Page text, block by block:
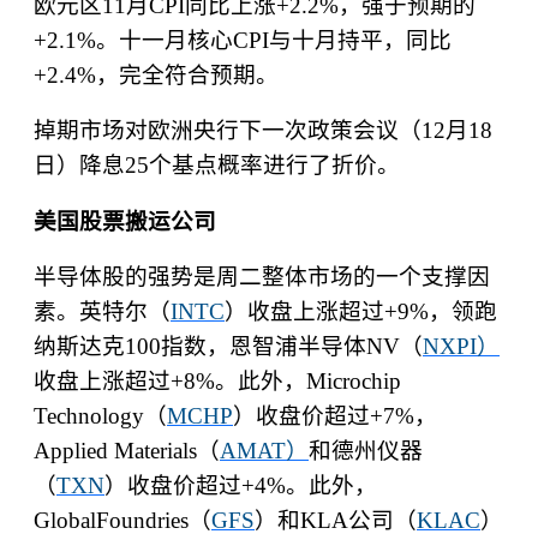
+2.1%。十一月核心CPI与十月持平，同比
+2.4%，完全符合预期。
掉期市场对欧洲央行下一次政策会议（12月 18
日）降息25个基点概率进行了折价。
美国股票搬运公司
半导体股的强势是周二整体市场的一个支撑因
素。英特尔（INTC）收盘上涨超过+9%，领跑
纳斯达克100指数，恩智浦半导体NV （NXPI）
收盘上涨超过+8%。此外， Microchip
Technology （MCHP）收盘价超过+7%，
Applied Materials （AMAT） 和德州仪器
（TXN）收盘价超过+4%。此外，
GlobalFoundries （GFS）和KLA公司（KLAC）